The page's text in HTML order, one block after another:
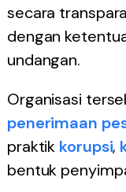
secara
dengan
undangan.
Organisasi
penerimaan
praktik korupsi,
bentuk